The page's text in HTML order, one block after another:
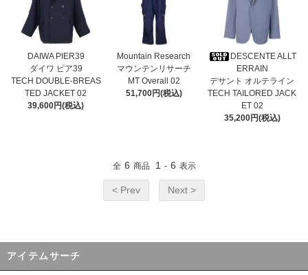
DAIWA PIER39
ダイワ ピア39
TECH DOUBLE-BREAS
TED JACKET 02
39,600円(税込)
Mountain Research
マウンテンリサーチ
MT Overall 02
51,700円(税込)
DESCENTE ALLT
ERRAIN
デサント オルテライン
TECH TAILORED JACK
ET 02
35,200円(税込)
全 6 商品 1 - 6 表示
< Prev Next >
アイテムサーチ